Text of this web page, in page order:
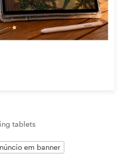
tablets
em banner